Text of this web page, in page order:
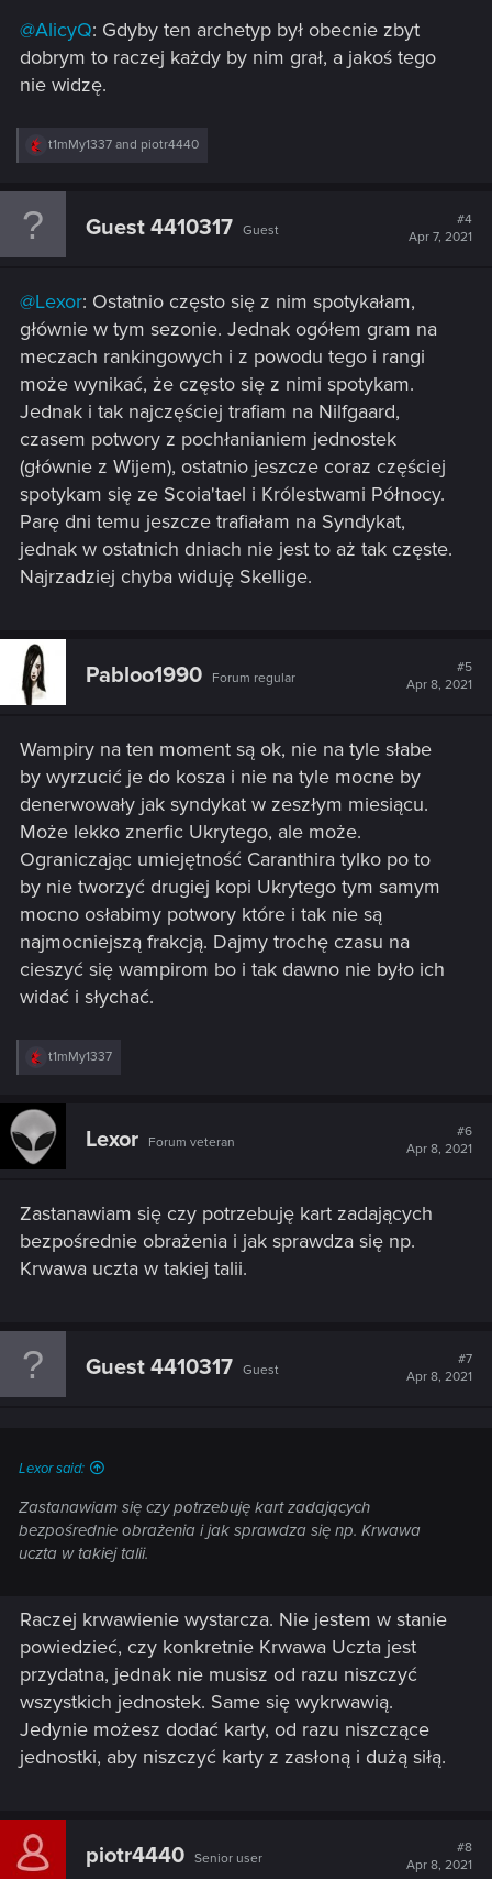
@AlicyQ: Gdyby ten archetyp był obecnie zbyt
dobrym to raczej każdy by nim grał, a jakoś tego
nie widzę.
R
c
:
t1mMy1337 and piotr4440
Guest 4410317 Guest
#4
Apr 7, 2021
@Lexor: Ostatnio często się z nim spotykałam,
głównie w tym sezonie. Jednak ogółem gram na
meczach rankingowych i z powodu tego i rangi
może wynikać, że często się z nimi spotykam.
Jednak i tak najczęściej trafiam na Nilfgaard,
czasem potwory z pochłanianiem jednostek
(głównie z Wijem), ostatnio jeszcze coraz częściej
spotykam się ze Scoia'tael i Królestwami Północy.
Parę dni temu jeszcze trafiałam na Syndykat,
jednak w ostatnich dniach nie jest to aż tak częste.
Najrzadziej chyba widuję Skellige.
Pabloo1990 Forum regular
#5
Apr 8, 2021
Wampiry na ten moment są ok, nie na tyle słabe
by wyrzucić je do kosza i nie na tyle mocne by
denerwowały jak syndykat w zeszłym miesiącu.
Może lekko znerfic Ukrytego, ale może.
Ograniczając umiejętność Caranthira tylko po to
by nie tworzyć drugiej kopi Ukrytego tym samym
mocno osłabimy potwory które i tak nie są
najmocniejszą frakcją. Dajmy trochę czasu na
cieszyć się wampirom bo i tak dawno nie było ich
widać i słychać.
R
c
i
:
t1mMy1337
Lexor Forum veteran
#6
Apr 8, 2021
Zastanawiam się czy potrzebuję kart zadających
bezpośrednie obrażenia i jak sprawdza się np.
Krwawa uczta w takiej talii.
Guest 4410317 Guest
#7
Apr 8, 2021
Lexor said:
Zastanawiam się czy potrzebuję kart zadających
bezpośrednie obrażenia i jak sprawdza się np. Krwawa
uczta w takiej talii.
Raczej krwawienie wystarcza. Nie jestem w stanie
powiedzieć, czy konkretnie Krwawa Uczta jest
przydatna, jednak nie musisz od razu niszczyć
wszystkich jednostek. Same się wykrwawią.
Jedynie możesz dodać karty, od razu niszczące
jednostki, aby niszczyć karty z zasłoną i dużą siłą.
piotr4440 Senior user
#8
Apr 8, 2021